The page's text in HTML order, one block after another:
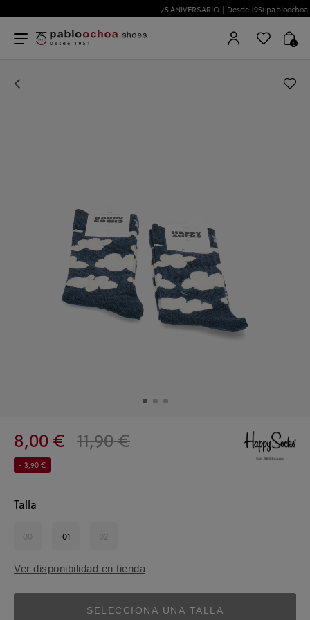
75 ANIVERSARIO | Desde 1951 pabloochoa.shoes
0
8,00 € 11,90 €
- 3,90 €
Talla
00 01 02
Ver disponibilidad en tienda
SELECCIONA UNA TALLA